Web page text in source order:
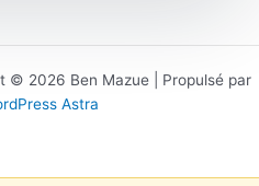
© 2026 Ben Mazue | Propulsé par
Astra